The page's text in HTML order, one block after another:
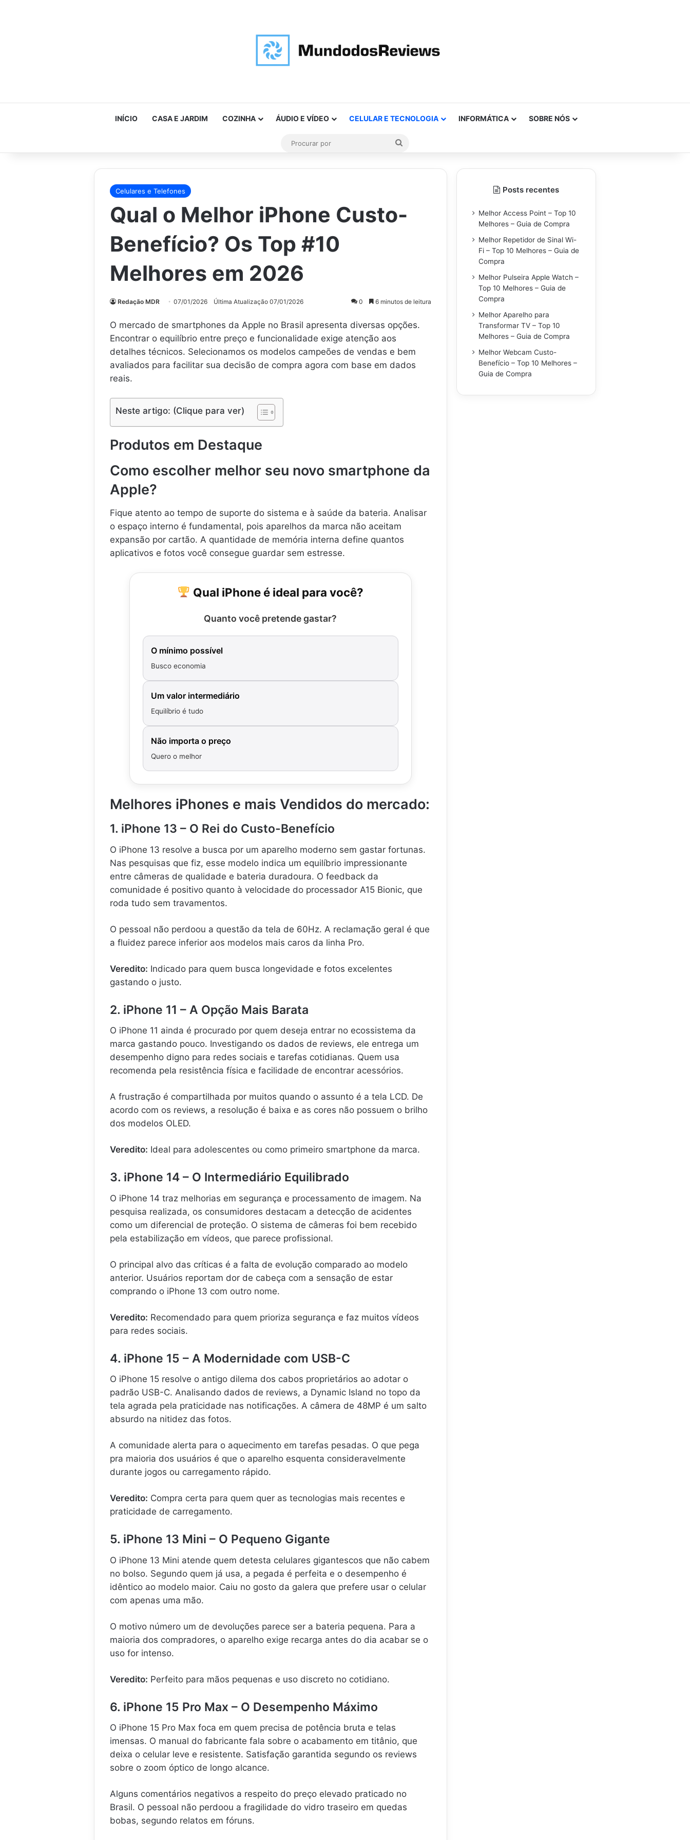
INÍCIO CASA E JARDIM COZINHA ÁUDIO E VÍDEO CELULAR E TECNOLOGIA INFORMÁTICA SOBRE NÓS
Celulares e Telefones
Qual o Melhor iPhone Custo-
Benefício? Os Top #10
Melhores em 2026
Redação MDR 07/01/2026 Última Atualização 07/01/2026 0 6 minutos de leitura
O mercado de smartphones da Apple no Brasil apresenta diversas opções.
Encontrar o equilíbrio entre preço e funcionalidade exige atenção aos
detalhes técnicos. Selecionamos os modelos campeões de vendas e bem
avaliados para facilitar sua decisão de compra agora com base em dados
reais.
Neste artigo: (Clique para ver)
Produtos em Destaque
Como escolher melhor seu novo smartphone da
Apple?
Fique atento ao tempo de suporte do sistema e à saúde da bateria. Analisar
o espaço interno é fundamental, pois aparelhos da marca não aceitam
expansão por cartão. A quantidade de memória interna define quantos
aplicativos e fotos você consegue guardar sem estresse.
Qual iPhone é ideal para você?
Quanto você pretende gastar?
O mínimo possível
Busco economia
Um valor intermediário
Equilíbrio é tudo
Não importa o preço
Quero o melhor
Melhores iPhones e mais Vendidos do mercado:
1. iPhone 13 – O Rei do Custo-Benefício
O iPhone 13 resolve a busca por um aparelho moderno sem gastar fortunas.
Nas pesquisas que fiz, esse modelo indica um equilíbrio impressionante
entre câmeras de qualidade e bateria duradoura. O feedback da
comunidade é positivo quanto à velocidade do processador A15 Bionic, que
roda tudo sem travamentos.
O pessoal não perdoou a questão da tela de 60Hz. A reclamação geral é que
a fluidez parece inferior aos modelos mais caros da linha Pro.
Veredito: Indicado para quem busca longevidade e fotos excelentes
gastando o justo.
2. iPhone 11 – A Opção Mais Barata
O iPhone 11 ainda é procurado por quem deseja entrar no ecossistema da
marca gastando pouco. Investigando os dados de reviews, ele entrega um
desempenho digno para redes sociais e tarefas cotidianas. Quem usa
recomenda pela resistência física e facilidade de encontrar acessórios.
A frustração é compartilhada por muitos quando o assunto é a tela LCD. De
acordo com os reviews, a resolução é baixa e as cores não possuem o brilho
dos modelos OLED.
Veredito: Ideal para adolescentes ou como primeiro smartphone da marca.
3. iPhone 14 – O Intermediário Equilibrado
O iPhone 14 traz melhorias em segurança e processamento de imagem. Na
pesquisa realizada, os consumidores destacam a detecção de acidentes
como um diferencial de proteção. O sistema de câmeras foi bem recebido
pela estabilização em vídeos, que parece profissional.
O principal alvo das críticas é a falta de evolução comparado ao modelo
anterior. Usuários reportam dor de cabeça com a sensação de estar
comprando o iPhone 13 com outro nome.
Veredito: Recomendado para quem prioriza segurança e faz muitos vídeos
para redes sociais.
4. iPhone 15 – A Modernidade com USB-C
O iPhone 15 resolve o antigo dilema dos cabos proprietários ao adotar o
padrão USB-C. Analisando dados de reviews, a Dynamic Island no topo da
tela agrada pela praticidade nas notificações. A câmera de 48MP é um salto
absurdo na nitidez das fotos.
A comunidade alerta para o aquecimento em tarefas pesadas. O que pega
pra maioria dos usuários é que o aparelho esquenta consideravelmente
durante jogos ou carregamento rápido.
Veredito: Compra certa para quem quer as tecnologias mais recentes e
praticidade de carregamento.
5. iPhone 13 Mini – O Pequeno Gigante
O iPhone 13 Mini atende quem detesta celulares gigantescos que não cabem
no bolso. Segundo quem já usa, a pegada é perfeita e o desempenho é
idêntico ao modelo maior. Caiu no gosto da galera que prefere usar o celular
com apenas uma mão.
O motivo número um de devoluções parece ser a bateria pequena. Para a
maioria dos compradores, o aparelho exige recarga antes do dia acabar se o
uso for intenso.
Veredito: Perfeito para mãos pequenas e uso discreto no cotidiano.
6. iPhone 15 Pro Max – O Desempenho Máximo
O iPhone 15 Pro Max foca em quem precisa de potência bruta e telas
imensas. O manual do fabricante fala sobre o acabamento em titânio, que
deixa o celular leve e resistente. Satisfação garantida segundo os reviews
sobre o zoom óptico de longo alcance.
Alguns comentários negativos a respeito do preço elevado praticado no
Brasil. O pessoal não perdoou a fragilidade do vidro traseiro em quedas
bobas, segundo relatos em fóruns.
Posts recentes
Melhor Access Point – Top 10
Melhores – Guia de Compra
Melhor Repetidor de Sinal Wi-
Fi – Top 10 Melhores – Guia de
Compra
Melhor Pulseira Apple Watch –
Top 10 Melhores – Guia de
Compra
Melhor Aparelho para
Transformar TV – Top 10
Melhores – Guia de Compra
Melhor Webcam Custo-
Benefício – Top 10 Melhores –
Guia de Compra